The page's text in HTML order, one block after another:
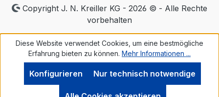
Copyright J. N. Kreiller KG - 2026 © - Alle Rechte
vorbehalten
Diese Website verwendet Cookies, um eine bestmögliche
Erfahrung bieten zu können. Mehr Informationen ...
Nur technisch notwendige
Konfigurieren